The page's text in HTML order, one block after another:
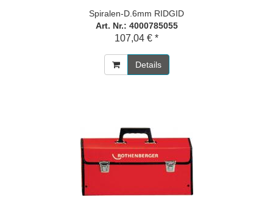
Spiralen-D.6mm RIDGID
Art. Nr.: 4000785055
107,04 € *
Details